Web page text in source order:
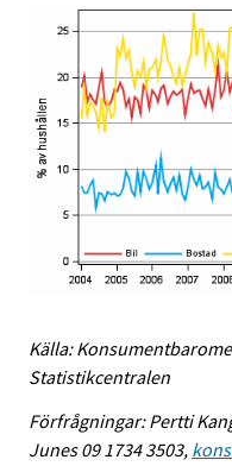
Källa:
Statistikcentralen
Förfrågningar: Pertti
Junes 09 1734 3503,